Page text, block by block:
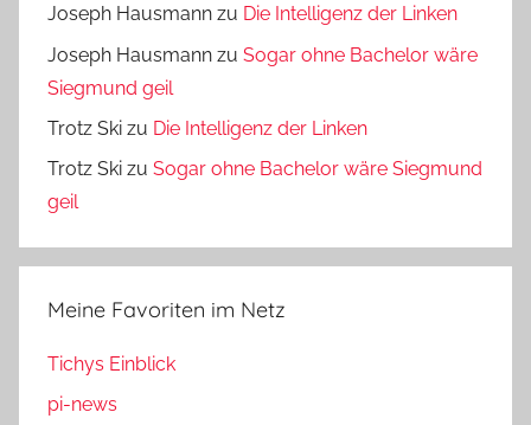
Joseph Hausmann zu Die Intelligenz der Linken
Joseph Hausmann zu Sogar ohne Bachelor wäre
Siegmund geil
Trotz Ski zu Die Intelligenz der Linken
Trotz Ski zu Sogar ohne Bachelor wäre Siegmund
geil
Meine Favoriten im Netz
Tichys Einblick
pi-news